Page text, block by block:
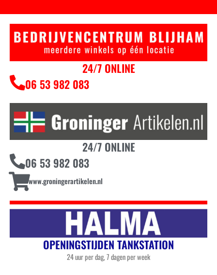
24/7 ONLINE
06 53 982 083
24/7 ONLINE
06 53 982 083
www.groningerartikelen.nl
OPENINGSTIJDEN TANKSTATION
24 uur per dag, 7 dagen per week